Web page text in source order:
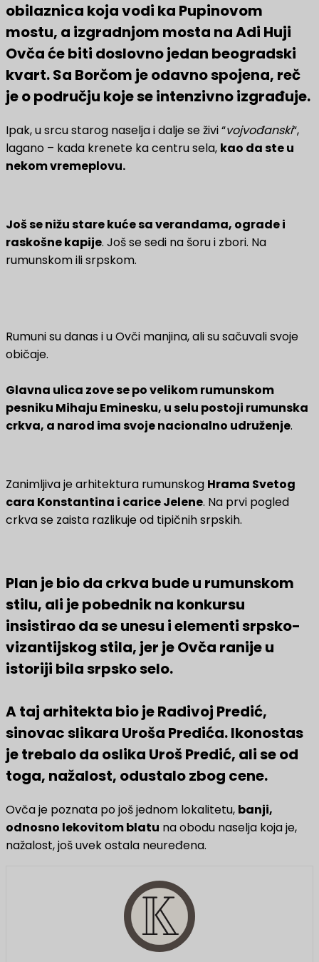
obilaznica koja vodi ka Pupinovom
mostu, a izgradnjom mosta na Adi Huji
Ovča će biti doslovno jedan beogradski
kvart. Sa Borčom je odavno spojena, reč
je o području koje se intenzivno izgrađuje.
Ipak, u srcu starog naselja i dalje se živi “vojvođanski“,
lagano – kada krenete ka centru sela, kao da ste u
nekom vremeplovu.
Još se nižu stare kuće sa verandama, ograde i
raskošne kapije. Još se sedi na šoru i zbori. Na
rumunskom ili srpskom.
Rumuni su danas i u Ovči manjina, ali su sačuvali svoje
običaje.
Glavna ulica zove se po velikom rumunskom
pesniku Mihaju Eminesku, u selu postoji rumunska
crkva, a narod ima svoje nacionalno udruženje.
Zanimljiva je arhitektura rumunskog Hrama Svetog
cara Konstantina i carice Jelene. Na prvi pogled
crkva se zaista razlikuje od tipičnih srpskih.
Plan je bio da crkva bude u rumunskom
stilu, ali je pobednik na konkursu
insistirao da se unesu i elementi srpsko-
vizantijskog stila, jer je Ovča ranije u
istoriji bila srpsko selo.
A taj arhitekta bio je Radivoj Predić,
sinovac slikara Uroša Predića. Ikonostas
je trebalo da oslika Uroš Predić, ali se od
toga, nažalost, odustalo zbog cene.
Ovča je poznata po još jednom lokalitetu, banji,
odnosno lekovitom blatu na obodu naselja koja je,
nažalost, još uvek ostala neuređena.